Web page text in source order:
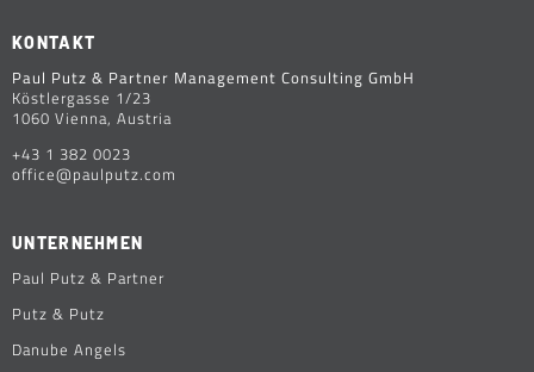
KONTAKT
Paul Putz & Partner Management Consulting GmbH
Köstlergasse 1/23
1060 Vienna, Austria
+43 1 382 0023
office@paulputz.com
UNTERNEHMEN
Paul Putz & Partner
Putz & Putz
Danube Angels